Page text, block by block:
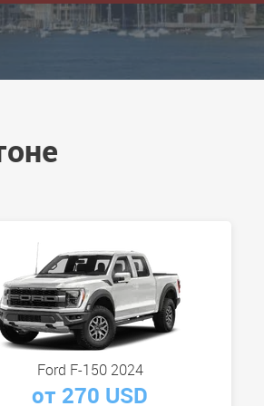
Ford F-150 2024
от 270 USD